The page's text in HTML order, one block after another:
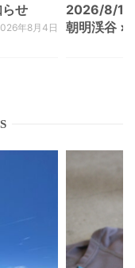
せ
年8月4日
2026/8/
朝明渓谷 ×